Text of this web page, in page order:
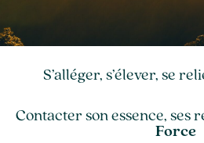
S’alléger, s’élever, se
Contacter son essence, ses
Force